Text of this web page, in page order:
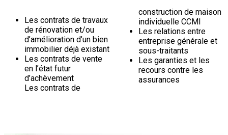
Les contrats de travaux
de rénovation et/ou
d’amélioration d’un bien
immobilier déjà existant
Les contrats de vente
en l’état futur
d’achèvement
Les contrats de
construction de maison
individuelle CCMI
Les relations entre
entreprise générale et
sous-traitants
Les garanties et les
recours contre les
assurances